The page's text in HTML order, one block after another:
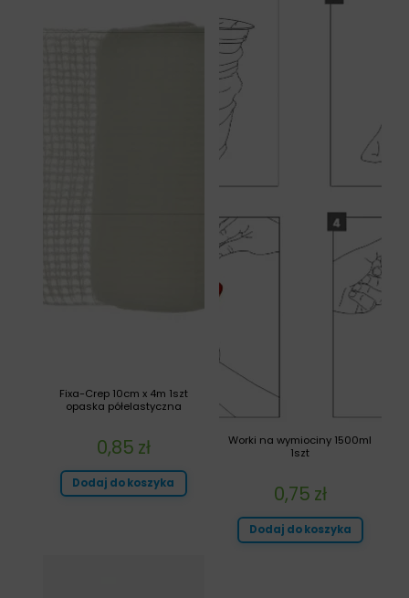
Worki na wymiociny 1500ml
1szt
0,75 zł
Dodaj do koszyka
Fixa-Crep 10cm x 4m 1szt
opaska półelastyczna
0,85 zł
Dodaj do koszyka